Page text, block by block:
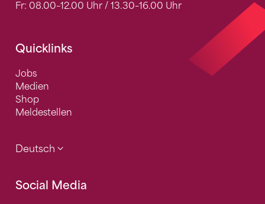
Fr: 08.00–12.00 Uhr / 13.30–16.00 Uhr
Quicklinks
Jobs
Medien
Shop
Meldestellen
Deutsch
Social Media